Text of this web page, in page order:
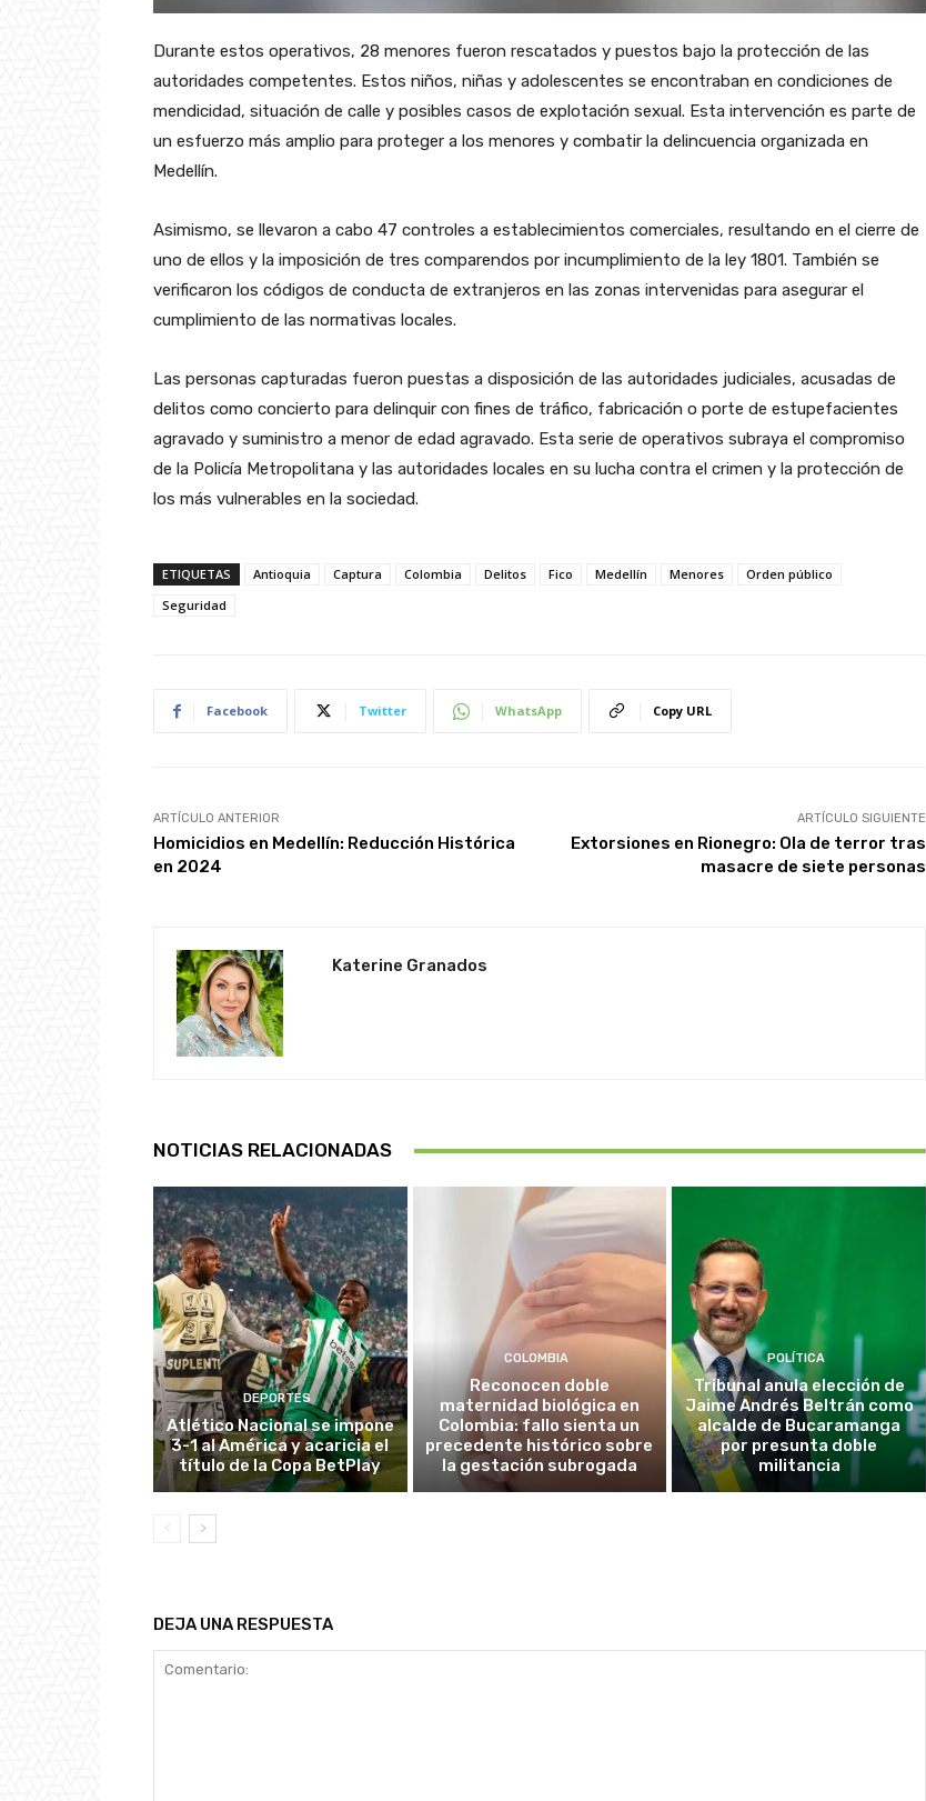
Durante estos operativos, 28 menores fueron rescatados y puestos bajo la protección de las
autoridades competentes. Estos niños, niñas y adolescentes se encontraban en condiciones de
mendicidad, situación de calle y posibles casos de explotación sexual. Esta intervención es parte de
un esfuerzo más amplio para proteger a los menores y combatir la delincuencia organizada en
Medellín.
Asimismo, se llevaron a cabo 47 controles a establecimientos comerciales, resultando en el cierre de
uno de ellos y la imposición de tres comparendos por incumplimiento de la ley 1801. También se
verificaron los códigos de conducta de extranjeros en las zonas intervenidas para asegurar el
cumplimiento de las normativas locales.
Las personas capturadas fueron puestas a disposición de las autoridades judiciales, acusadas de
delitos como concierto para delinquir con fines de tráfico, fabricación o porte de estupefacientes
agravado y suministro a menor de edad agravado. Esta serie de operativos subraya el compromiso
de la Policía Metropolitana y las autoridades locales en su lucha contra el crimen y la protección de
los más vulnerables en la sociedad.
ETIQUETAS Antioquia Captura Colombia Delitos Fico Medellín Menores
Orden público
Seguridad
Facebook Twitter WhatsApp Copy URL
ARTÍCULO ANTERIOR
Homicidios en Medellín: Reducción Histórica
en 2024
ARTÍCULO SIGUIENTE
Extorsiones en Rionegro: Ola de terror tras
masacre de siete personas
Katerine Granados
NOTICIAS RELACIONADAS
DEPORTES
Atlético Nacional se impone
3-1 al América y acaricia el
título de la Copa BetPlay
COLOMBIA
Reconocen doble
maternidad biológica en
Colombia: fallo sienta un
precedente histórico sobre
la gestación subrogada
POLÍTICA
Tribunal anula elección de
Jaime Andrés Beltrán como
alcalde de Bucaramanga
por presunta doble
militancia
DEJA UNA RESPUESTA